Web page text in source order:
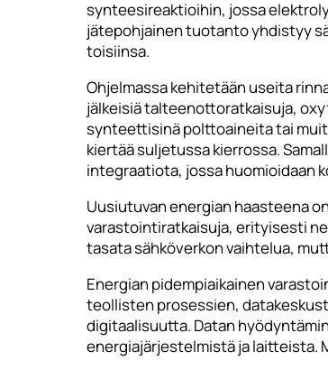
synteesireaktioihin, jossa
jätepohjainen tuotanto yhdistyy
toisiinsa.
Ohjelmassa kehitetään useita
jälkeisiä talteenottoratkaisuja,
synteettisinä polttoaineita tai
kiertää suljetussa kierrossa.
integraatiota, jossa huomioidaan
Uusiutuvan energian haasteena
varastointiratkaisuja, erityisesti
tasata sähköverkon vaihtelua,
Energian pidempiaikainen
teollisten prosessien,
digitaalisuutta. Datan
energiajärjestelmistä ja laitteista.